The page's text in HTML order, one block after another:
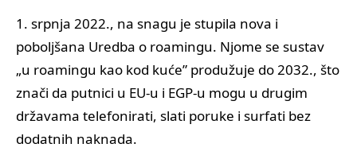
1. srpnja 2022., na snagu je stupila nova i
poboljšana Uredba o roamingu. Njome se sustav
„u roamingu kao kod kuće” produžuje do 2032., što
znači da putnici u EU-u i EGP-u mogu u drugim
državama telefonirati, slati poruke i surfati bez
dodatnih naknada.